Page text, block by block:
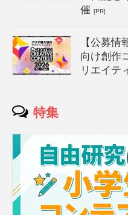
催[PR]
【公募
向け創作
リエイテ
特集